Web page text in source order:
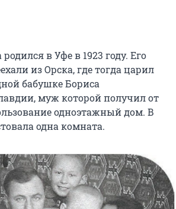
в Уфе в 1923 году. Его
из Орска, где тогда царил
бабушке Бориса
муж которой получил от
одноэтажный дом. В
одна комната.